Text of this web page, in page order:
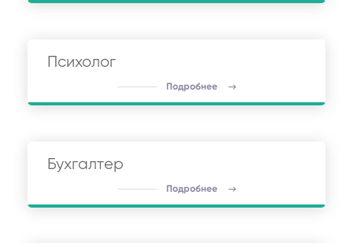
Психолог
Подробнее
Бухгалтер
Подробнее